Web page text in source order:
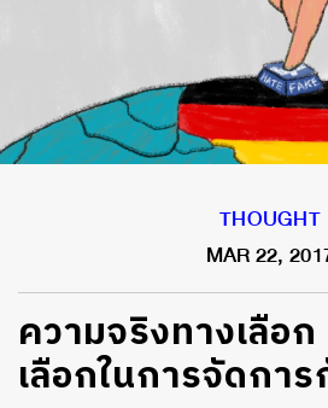
THOUGHT
MAR 22,
ความจริงทางเลือก
เลือกในการจัดกา